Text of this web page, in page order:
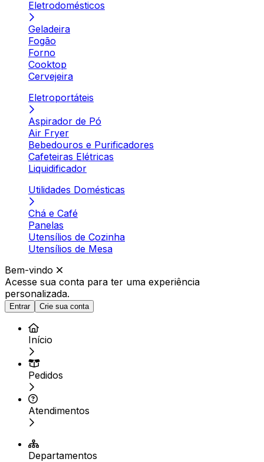
Eletrodomésticos
Geladeira
Fogão
Forno
Cooktop
Cervejeira
Eletroportáteis
Aspirador de Pó
Air Fryer
Bebedouros e Purificadores
Cafeteiras Elétricas
Liquidificador
Utilidades Domésticas
Chá e Café
Panelas
Utensílios de Cozinha
Utensílios de Mesa
Bem-vindo
Acesse sua conta para ter uma experiência
personalizada.
Entrar Crie sua conta
Início
Pedidos
Atendimentos
Departamentos